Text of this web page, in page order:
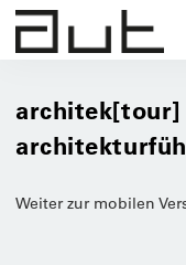
Weiter zur mobilen